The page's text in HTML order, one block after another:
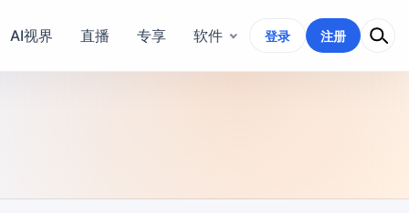
AI视界 直播 专享 软件 登录 注册